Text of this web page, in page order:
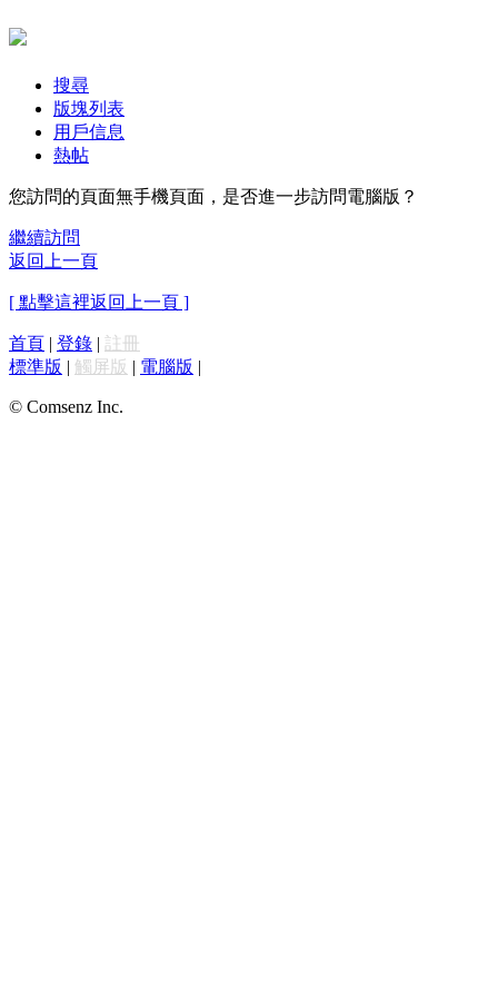
搜尋
版塊列表
用戶信息
熱帖
您訪問的頁面無手機頁面，是否進一步訪問電腦版？
繼續訪問
返回上一頁
[ 點擊這裡返回上一頁 ]
首頁 | 登錄 | 註冊
標準版 | 觸屏版 | 電腦版 |
© Comsenz Inc.